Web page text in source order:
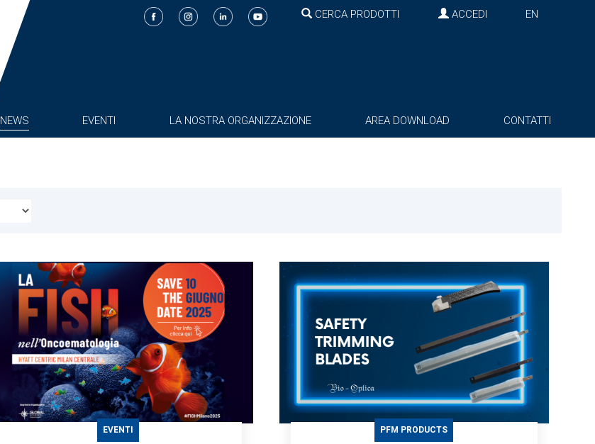
CERCA PRODOTTI ACCEDI EN
NEWS EVENTI LA NOSTRA ORGANIZZAZIONE AREA DOWNLOAD CONTATTI
EVENTI PFM PRODUCTS